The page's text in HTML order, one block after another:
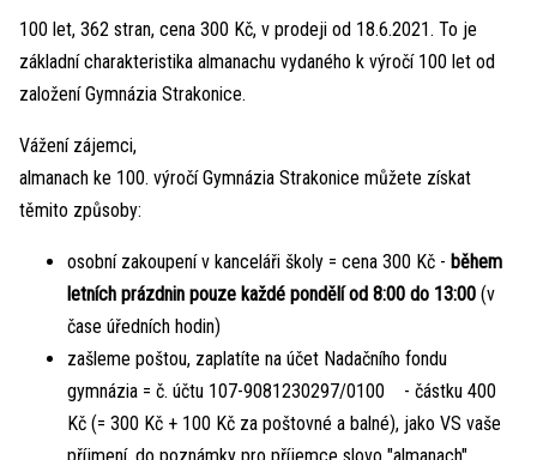
100 let, 362 stran, cena 300 Kč, v prodeji od 18.6.2021. To je
základní charakteristika almanachu vydaného k výročí 100 let od
založení Gymnázia Strakonice.
Vážení zájemci,
almanach ke 100. výročí Gymnázia Strakonice můžete získat
těmito způsoby:
osobní zakoupení v kanceláři školy = cena 300 Kč - během
letních prázdnin pouze každé pondělí od 8:00 do 13:00 (v
čase úředních hodin)
zašleme poštou, zaplatíte na účet Nadačního fondu
gymnázia = č. účtu 107-9081230297/0100 - částku 400
Kč (= 300 Kč + 100 Kč za poštovné a balné), jako VS vaše